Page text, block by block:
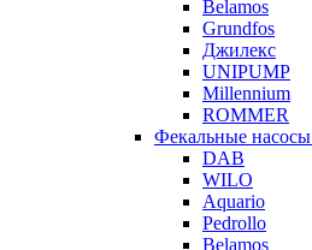
Belamos
Grundfos
Джилекс
UNIPUMP
Millennium
ROMMER
Фекальные насосы
DAB
WILO
Aquario
Pedrollo
Belamos